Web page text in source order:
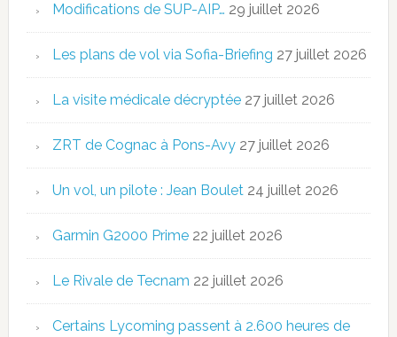
Modifications de SUP-AIP… 29 juillet 2026
Les plans de vol via Sofia-Briefing 27 juillet 2026
La visite médicale décryptée 27 juillet 2026
ZRT de Cognac à Pons-Avy 27 juillet 2026
Un vol, un pilote : Jean Boulet 24 juillet 2026
Garmin G2000 Prime 22 juillet 2026
Le Rivale de Tecnam 22 juillet 2026
Certains Lycoming passent à 2.600 heures de